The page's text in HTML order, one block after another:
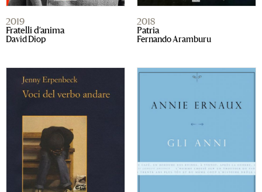
2019
Fratelli d’anima
David Diop
2018
Patria
Fernando Aramburu